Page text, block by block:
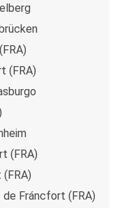
(FRA)
(FRA)
de Fráncfort (FRA)